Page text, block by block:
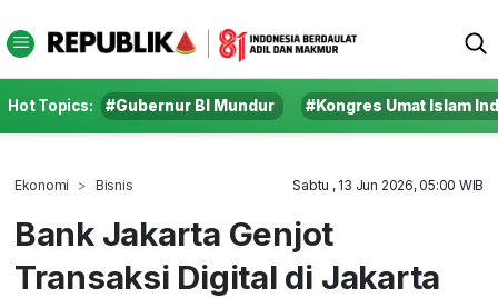
Hot Topics: #Gubernur BI Mundur #Kongres Umat Islam
Ekonomi Bisnis Sabtu , 13 Jun 2026, 05:00 WIB
Bank Jakarta Genjot
Transaksi Digital di Jakarta